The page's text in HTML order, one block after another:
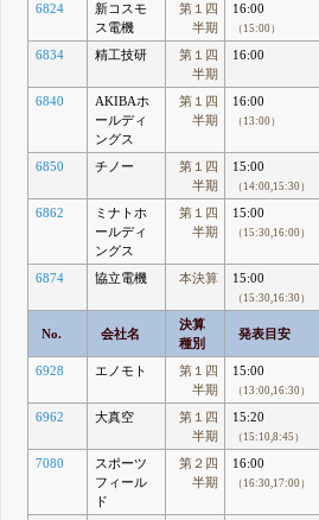
6824
新コスモ
ス電機
第１四
半期
16:00
（15:00）
6834 精工技研
第１四
半期
16:00
6840
AKIBAホ
ールディ
ングス
第１四
半期
16:00
（13:00）
6850 チノー
第１四
半期
15:00
（14:00,15:30）
6862
ミナトホ
ールディ
ングス
第１四
半期
15:00
（15:30,16:00）
6874 協立電機 本決算 15:00
（15:30,16:30）
No. 会社名
決算
種別
発表目安
6928 エノモト
第１四
半期
15:00
（13:00,16:30）
6962 大真空
第１四
半期
15:20
（15:10,8:45）
7080
スポーツ
フィール
ド
第２四
半期
16:00
（16:30,17:00）